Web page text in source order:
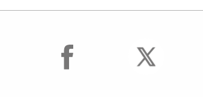
facebook